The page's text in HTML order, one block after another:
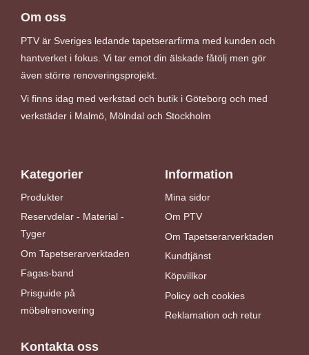
Om oss
PTV är Sveriges ledande tapetserarfirma med kunden och
hantverket i fokus. Vi tar emot din älskade fåtölj men gör
även större renoveringsprojekt.
Vi finns idag med verkstad och butik i Göteborg och med
verkstäder i Malmö, Mölndal och Stockholm
Kategorier
Produkter
Reservdelar - Material -
Tyger
Om Tapetserarverktaden
Fagas-band
Prisguide på
möbelrenovering
Information
Mina sidor
Om PTV
Om Tapetserarverktaden
Kundtjänst
Köpvillkor
Policy och cookies
Reklamation och retur
Kontakta oss